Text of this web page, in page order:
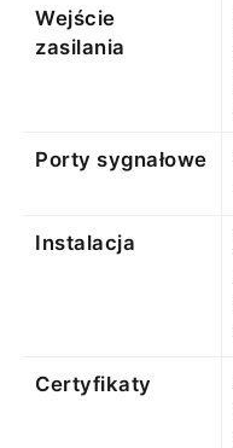
Wejście
zasilania
Porty sygnałowe
Instalacja
Certyfikaty